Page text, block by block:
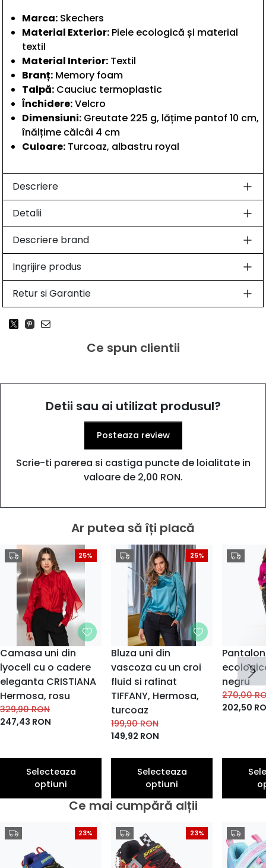
Marca: Skechers
Material Exterior: Piele ecologică și material
textil
Material Interior: Textil
Branț: Memory foam
Talpă: Cauciuc termoplastic
Închidere:Velcro
Dimensiuni: Greutate 225 g, lățime pantof 10 cm,
înălțime călcâi 4 cm
Culoare: Turcoaz, albastru royal
Descriere
Detalii
Descriere brand
Ingrijire produs
Retur si Garantie
Ce spun clientii
Detii sau ai utilizat produsul?
Posteaza review
Scrie-ti parerea si castiga puncte de loialitate in
valoare de 2,00 RON.
Ar putea să îți placă
25%
Camasa uni din
lyocell cu o cadere
eleganta CRISTIANA
Hermosa, rosu
329,90RON
247,43 RON
Selecteaza
optiuni
25%
Bluza uni din
vascoza cu un croi
fluid si rafinat
TIFFANY, Hermosa,
turcoaz
199,90RON
149,92 RON
Selecteaza
optiuni
negru
270,00
202,50
Ce mai cumpără alții
23% 23%